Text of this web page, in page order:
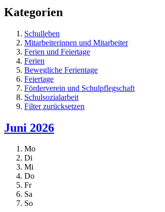
Kategorien
Schulleben
Mitarbeiterinnen und Mitarbeiter
Ferien und Feiertage
Ferien
Bewegliche Ferientage
Feiertage
Förderverein und Schulpflegschaft
Schulsozialarbeit
Filter zurücksetzen
Juni 2026
Mo
Di
Mi
Do
Fr
Sa
So